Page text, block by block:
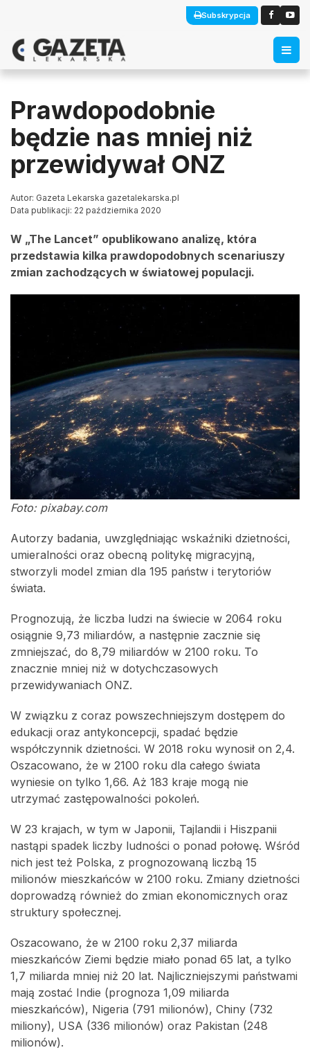
Subskrypcja
Prawdopodobnie
będzie nas mniej niż
przewidywał ONZ
Autor: Gazeta Lekarska gazetalekarska.pl
Data publikacji: 22 października 2020
W „The Lancet” opublikowano analizę, która
przedstawia kilka prawdopodobnych scenariuszy
zmian zachodzących w światowej populacji.
Foto: pixabay.com
Autorzy badania, uwzględniając wskaźniki dzietności,
umieralności oraz obecną politykę migracyjną,
stworzyli model zmian dla 195 państw i terytoriów
świata.
Prognozują, że liczba ludzi na świecie w 2064 roku
osiągnie 9,73 miliardów, a następnie zacznie się
zmniejszać, do 8,79 miliardów w 2100 roku. To
znacznie mniej niż w dotychczasowych
przewidywaniach ONZ.
W związku z coraz powszechniejszym dostępem do
edukacji oraz antykoncepcji, spadać będzie
współczynnik dzietności. W 2018 roku wynosił on 2,4.
Oszacowano, że w 2100 roku dla całego świata
wyniesie on tylko 1,66. Aż 183 kraje mogą nie
utrzymać zastępowalności pokoleń.
W 23 krajach, w tym w Japonii, Tajlandii i Hiszpanii
nastąpi spadek liczby ludności o ponad połowę. Wśród
nich jest też Polska, z prognozowaną liczbą 15
milionów mieszkańców w 2100 roku. Zmiany dzietności
doprowadzą również do zmian ekonomicznych oraz
struktury społecznej.
Oszacowano, że w 2100 roku 2,37 miliarda
mieszkańców Ziemi będzie miało ponad 65 lat, a tylko
1,7 miliarda mniej niż 20 lat. Najliczniejszymi państwami
mają zostać Indie (prognoza 1,09 miliarda
mieszkańców), Nigeria (791 milionów), Chiny (732
miliony), USA (336 milionów) oraz Pakistan (248
milionów).